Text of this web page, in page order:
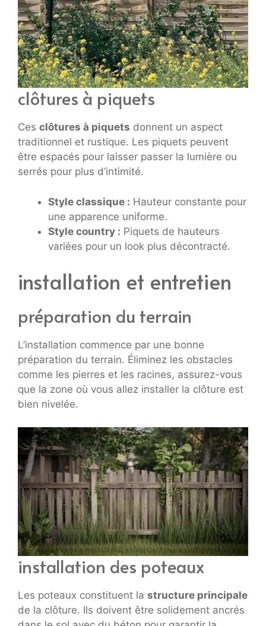
clôtures à piquets
Ces clôtures à piquets donnent un aspect
traditionnel et rustique. Les piquets peuvent
être espacés pour laisser passer la lumière ou
serrés pour plus d’intimité.
Style classique : Hauteur constante pour
une apparence uniforme.
Style country : Piquets de hauteurs
variées pour un look plus décontracté.
installation et entretien
préparation du terrain
L’installation commence par une bonne
préparation du terrain. Éliminez les obstacles
comme les pierres et les racines, assurez-vous
que la zone où vous allez installer la clôture est
bien nivelée.
installation des poteaux
Les poteaux constituent la structure principale
de la clôture. Ils doivent être solidement ancrés